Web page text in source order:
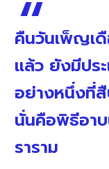
คืนวันเพ็ญเ
แล้ว ยังมีปร
อย่างหนึ่งที่
นั่นคือพิธีอา
ราราม